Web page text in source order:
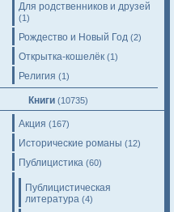
Для родственников и друзей
(1)
Рождество и Новый Год (2)
Открытка-кошелёк (1)
Религия (1)
Книги (10735)
Акция (167)
Исторические романы (12)
Публицистика (60)
Публицистическая
литература (4)